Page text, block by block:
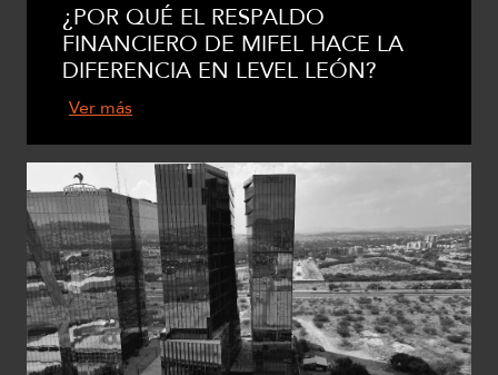
¿POR QUÉ EL RESPALDO
FINANCIERO DE MIFEL HACE LA
DIFERENCIA EN LEVEL LEÓN?
Ver más